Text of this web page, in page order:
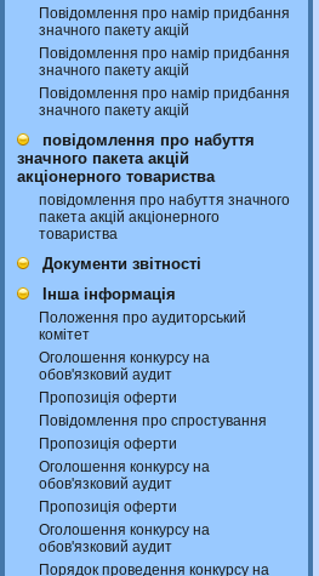
Повідомлення про намір придбання
значного пакету акцій
Повідомлення про намір придбання
значного пакету акцій
Повідомлення про намір придбання
значного пакету акцій
повідомлення про набуття
значного пакета акцій
акціонерного товариства
повідомлення про набуття значного
пакета акцій акціонерного
товариства
Документи звітності
Інша інформація
Положення про аудиторський
комітет
Оголошення конкурсу на
обов'язковий аудит
Пропозиція оферти
Повідомлення про спростування
Пропозиція оферти
Оголошення конкурсу на
обов'язковий аудит
Пропозиція оферти
Оголошення конкурсу на
обов'язковий аудит
Порядок проведення конкурсу на